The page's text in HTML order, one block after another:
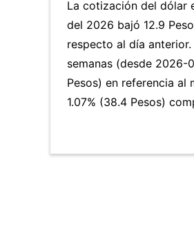
La cotización del dólar
del 2026 bajó 12.9
respecto al día
semanas (desde 2026-
Pesos) en referencia al
1.07% (38.4 Pesos)